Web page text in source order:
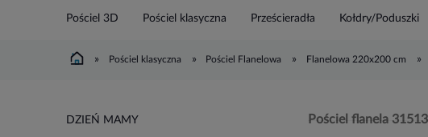
Pościel 3D Pościel klasyczna Prześcieradła Kołdry/Poduszki
» Pościel klasyczna » Pościel Flanelowa » Flanelowa 220x200 cm »
DZIEŃ MAMY Pościel flanela